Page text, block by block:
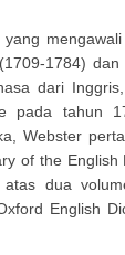
1784) dan
dari
pada tahun
Webster
of the English
dua
English